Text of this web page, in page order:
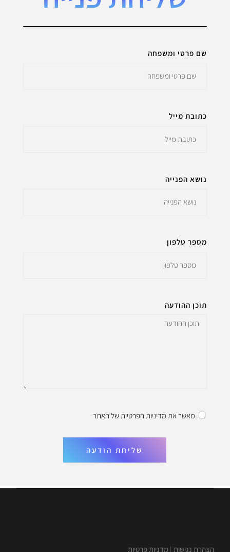
שם פרטי ומשפחה
כתובת מייל
נושא הפנייה
מספר טלפון
תוכן ההודעה
מאשר את מדיניות הפרטיותשל האתר
שליחת הודעה
הצהרת נגישות |מדניות פרטיות